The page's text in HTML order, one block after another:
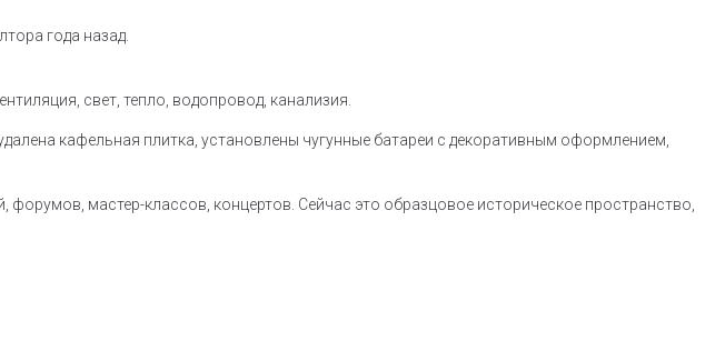
года назад.
свет, тепло, водопровод, канализия.
кафельная плитка, установлены чугунные батареи с декоративным оформлением,
мастер-классов, концертов. Сейчас это образцовое историческое пространство,